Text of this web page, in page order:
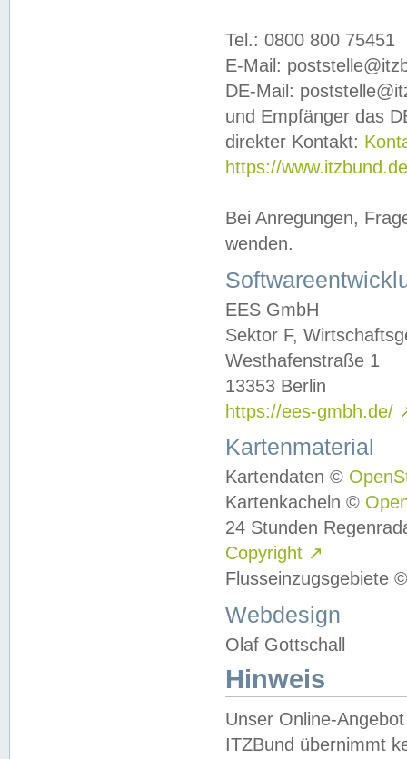
Tel.: 0800 800 75451
E-Mail:
DE-Mail:
und Empfänger das
direkter Kontakt:
https://
Bei Anregungen,
wenden.
EES GmbH
Sektor F,
Westhafenstraße 1
13353 Berlin
https://ees-gmbh.de/
Kartenmaterial
Kartendaten ©
Kartenkacheln ©
24 Stunden
Copyright ↗
Flusseinzugsgebiete
Webdesign
Olaf Gottschall
Hinweis
Unser Online-
ITZBund übernimmt